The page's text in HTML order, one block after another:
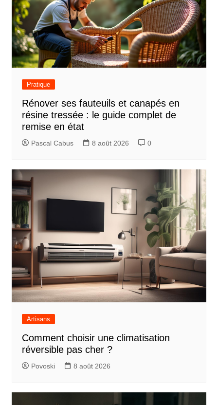
Pratique
Rénover ses fauteuils et canapés en
résine tressée : le guide complet de
remise en état
Pascal Cabus 8 août 2026 0
Artisans
Comment choisir une climatisation
réversible pas cher ?
Povoski 8 août 2026